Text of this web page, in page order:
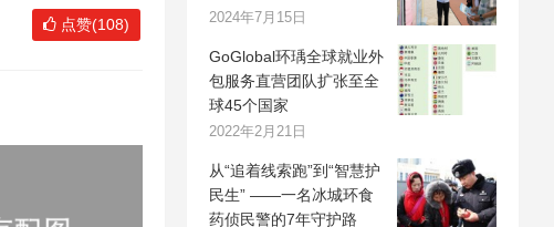
点赞(108) 2024年7月15日
GoGlobal环瑀全球就业外
包服务直营团队扩张至全
球45个国家
2022年2月21日
从“追着线索跑”到“智慧护
民生” ——一名冰城环食
药侦民警的7年守护路